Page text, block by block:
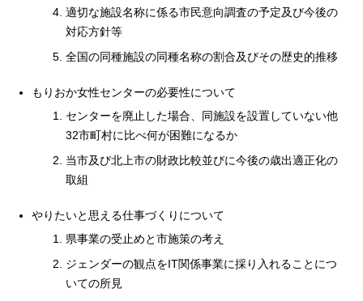
適切な施設名称に係る市民意向調査の予定及び今後の
対応方針等
全国の同種施設の同種名称の割合及びその歴史的推移
もりおか女性センターの必要性について
センターを廃止した場合、同施設を設置していない他
32市町村に比べ何が困難になるか
当市及び北上市の財政比較並びに今後の歳出適正化の
取組
やりたいと思える仕事づくりについて
県事業の受止めと市施策の考え
ジェンダーの観点をIT関係事業に採り入れることにつ
いての所見